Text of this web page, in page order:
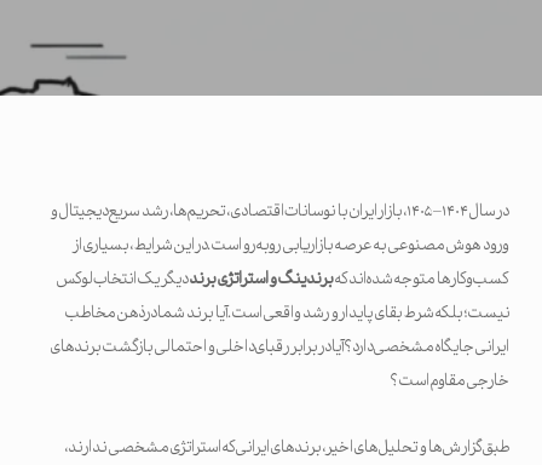
در سال ۱۴۰۴–۱۴۰۵، بازار ایران با نوسانات اقتصادی، تحریم‌ها، رشد سریع دیجیتال و
ورود هوش مصنوعی به عرصه بازاریابی روبه‌رو است. در این شرایط، بسیاری از
کسب‌وکارها متوجه شده‌اند کهبرندینگ و استراتژی برنددیگر یک انتخاب لوکس
نیست؛ بلکه شرط بقای پایدار و رشد واقعی است. آیا برند شما در ذهن مخاطب
ایرانی جایگاه مشخصی دارد؟ آیا در برابر رقبای داخلی و احتمالی بازگشت برندهای
خارجی مقاوم است؟
طبق گزارش‌ها و تحلیل‌های اخیر، برندهای ایرانی که استراتژی مشخصی ندارند،